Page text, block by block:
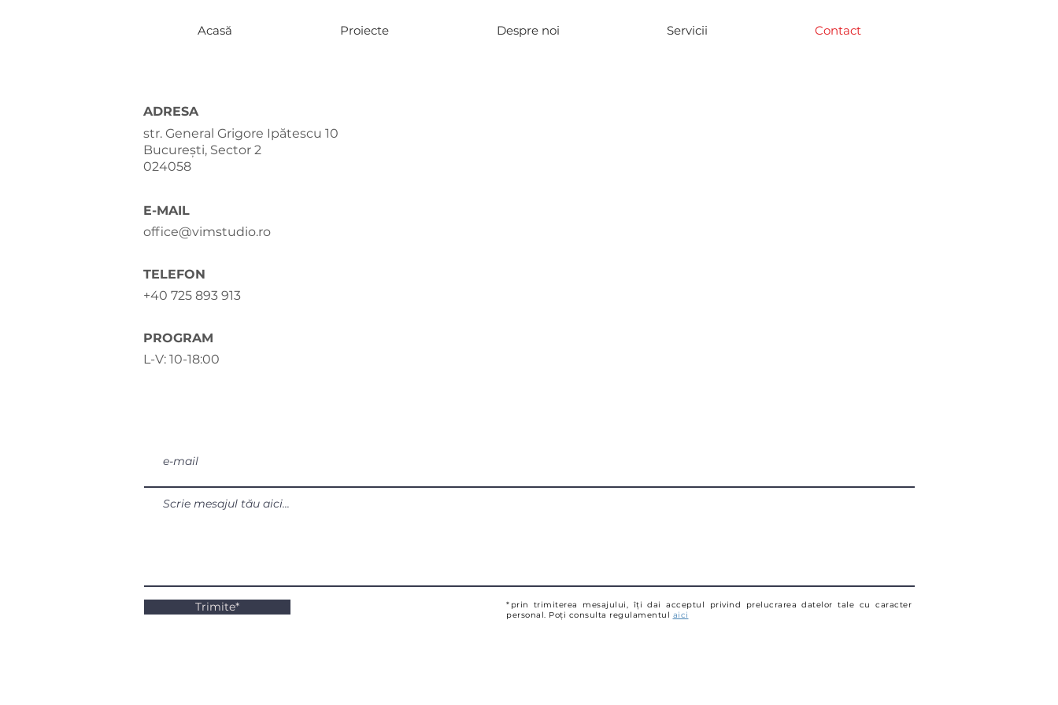
Acasă Proiecte Despre noi Servicii Contact
ADRESA
str. General Grigore Ipătescu 10
București, Sector 2
024058
E-MAIL
office@vimstudio.ro
TELEFON
+40 725 893 913
PROGRAM
L-V: 10-18:00
Trimite*
*prin trimiterea mesajului, îți dai acceptul privind prelucrarea datelor tale cu caracter
personal. Poți consulta regulamentul aici